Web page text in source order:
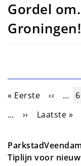
Gordel
Groningen!
Paginering
Eerste pagina
« Eerste Vorige
‹‹ …
…
Volgende
›› Laatste
Laatste »
Tiplijn voor